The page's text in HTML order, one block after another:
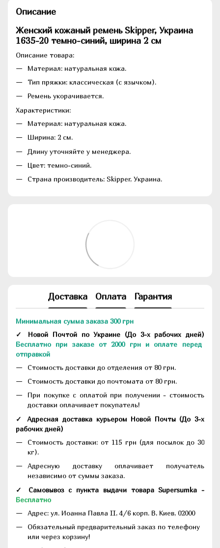
Описание
Женский кожаный ремень Skipper, Украина
1635-20 темно-синий, ширина 2 см
Описание товара:
Материал: натуральная кожа.
Тип пряжки: классическая (с язычком).
Ремень укорачивается.
Характеристики:
Материал: натуральная кожа.
Ширина: 2 см.
Длину уточняйте у менеджера.
Цвет: темно-синий.
Страна производитель: Skipper, Украина.
Доставка Оплата Гарантия
Минимальная сумма заказа 300 грн
✓ Новой Почтой по Украине (До 3-х рабочих дней)
Бесплатно при заказе от 2000 грн и оплате перед
отправкой
Стоимость доставки до отделения от 80 грн.
Стоимость доставки до почтомата от 80 грн.
При покупке с оплатой при получении - стоимость
доставки оплачивает покупатель!
✓ Адресная доставка курьером Новой Почты (До 3-х
рабочих дней)
Стоимость доставки: от 115 грн (для посылок до 30
кг).
Адресную доставку оплачивает получатель
независимо от суммы заказа.
✓ Самовывоз с пункта выдачи товара Supersumka -
Бесплатно
Адрес: ул. Иоанна Павла II, 4/6 корп. В, Киев, 02000
Обязательный предварительный заказ по телефону
или через корзину!